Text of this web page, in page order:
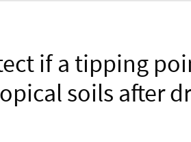
if a tipping
soils after